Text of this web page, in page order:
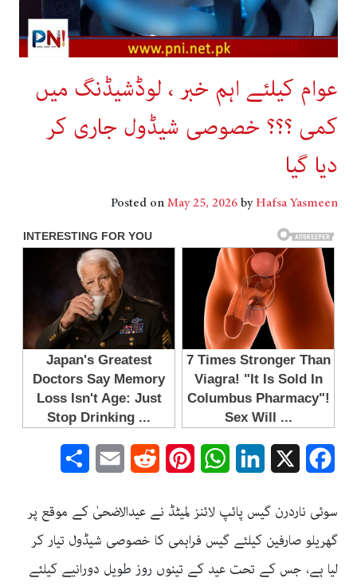
عوام کیلئے اہم خبر ، لوڈشیڈنگ میں
کمی ؟؟؟ خصوصی شیڈول جاری کر
دیا گیا
Posted onMay 25, 2026byHafsa Yasmeen
Facebook
LinkedIn
WhatsApp
Pinterest
Reddit
Email
سوئی ناردرن گیس پائپ لائنز لمیٹڈ نے عیدالاضحیٰ کے موقع پر
گھریلو صارفین کیلئے گیس فراہمی کا خصوصی شیڈول تیار کر
لیا ہے، جس کے تحت عید کے تینوں روز طویل دورانیے کیلئے